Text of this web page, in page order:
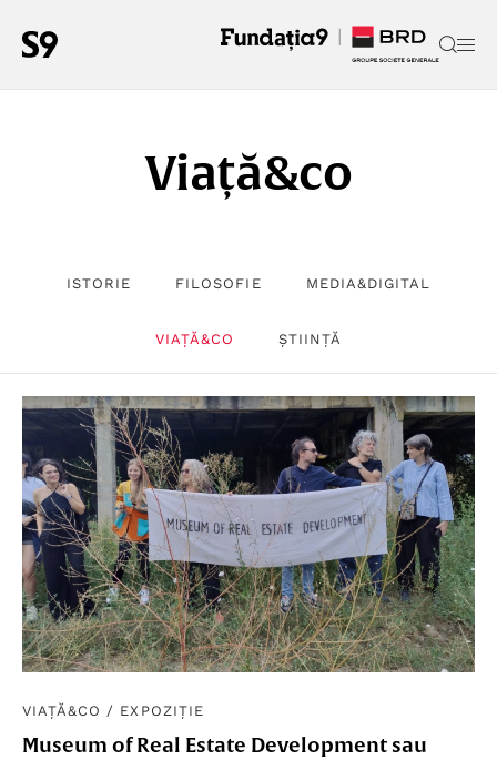
Viață&co
ISTORIE FILOSOFIE MEDIA&DIGITAL
VIAȚĂ&CO ȘTIINȚĂ
VIAȚĂ&CO / EXPOZIȚIE
Museum of Real Estate Development sau